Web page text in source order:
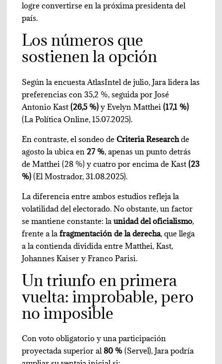
logre convertirse en la próxima presidenta del
país.
Los números que
sostienen la opción
Según la encuesta AtlasIntel de julio, Jara lidera las
preferencias con 35,2 %, seguida por José
Antonio Kast(26,5 %) y Evelyn Matthei(17,1 %)
(La Política Online, 15.07.2025).
En contraste, el sondeo deCriteria Researchde
agosto la ubica en27 %, apenas un punto detrás
de Matthei (28 %) y cuatro por encima de Kast(23
%) (El Mostrador, 31.08.2025).
La diferencia entre ambos estudios refleja la
volatilidad del electorado. No obstante, un factor
se mantiene constante: launidad del oficialismo,
frente a lafragmentación de la derecha, que llega
a la contienda dividida entre Matthei, Kast,
Johannes Kaiser y Franco Parisi.
Un triunfo en primera
vuelta: improbable, pero
no imposible
Con voto obligatorio y una participación
proyectada superior al80 % (Servel), Jara podría